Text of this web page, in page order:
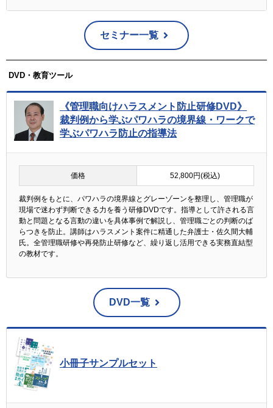
セミナー一覧
DVD・教育ツール
《管理職向けハラスメント防止研修DVD》
裁判例から学ぶパワハラの境界線・ワークで
学ぶパワハラ防止の指導法
価格 52,800円(税込)
裁判例をもとに、パワハラの境界線とグレーゾーンを整理し、管理職が
現場で迷わず判断できる力を養う研修DVDです。指導として許される言
動と問題となる言動の違いを具体事例で解説し、管理職ごとの判断のば
らつきを防止。講師はハラスメント案件に精通した弁護士・佐久間大輔
氏。全管理職研修や再発防止研修など、繰り返し活用できる実務直結型
の教材です。
DVD一覧
小冊子サンプルセット